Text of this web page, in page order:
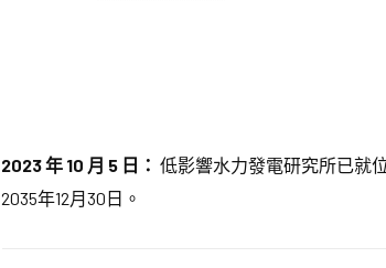
2023 年 10 月 5 日： 低影響水力發電研究所已就
2035年12月30日。